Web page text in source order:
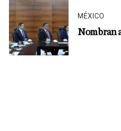
MÉXICO
Nombran